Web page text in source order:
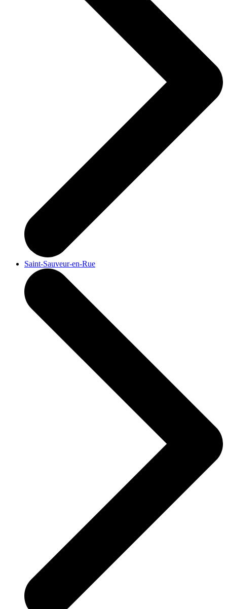
Saint-Sauveur-en-Rue